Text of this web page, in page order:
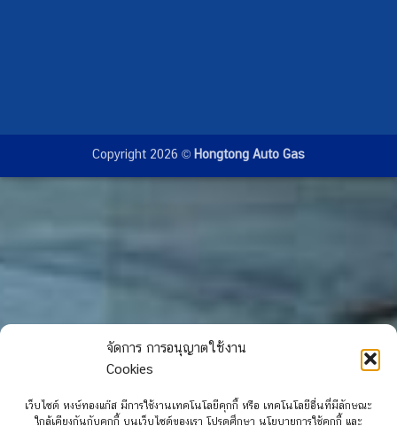
จัดการ การอนุญาตใช้งาน
Cookies
เว็บไซต์ หงษ์ทองแก๊ส มีการใช้งานเทคโนโลยีคุกกี้ หรือ เทคโนโลยีอื่นที่มีลักษณะ
ใกล้เคียงกันกับคุกกี้ บนเว็บไซต์ของเรา โปรดศึกษา นโยบายการใช้คุกกี้ และ
Copyright 2026 © Hongtong Auto Gas